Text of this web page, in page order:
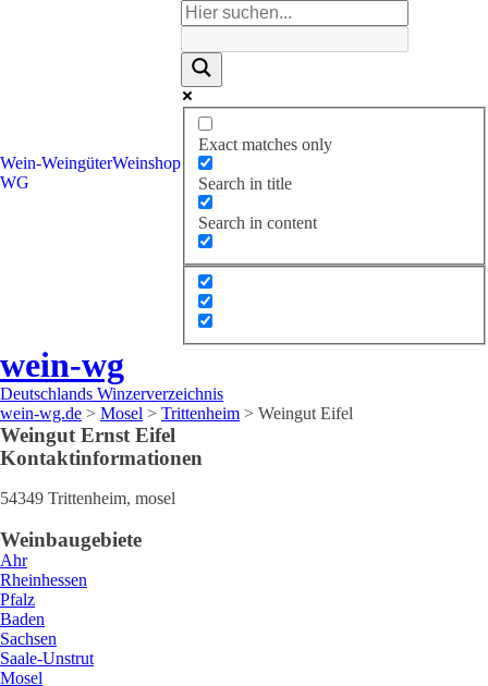
Wein-
WG
WeingüterWeinshop
Exact matches only
Search in title
Search in content
wein-wg
Deutschlands Winzerverzeichnis
wein-wg.de > Mosel > Trittenheim > Weingut Eifel
Weingut Ernst Eifel
Kontaktinformationen
54349 Trittenheim, mosel
Weinbaugebiete
Ahr
Rheinhessen
Pfalz
Baden
Sachsen
Saale-Unstrut
Mosel